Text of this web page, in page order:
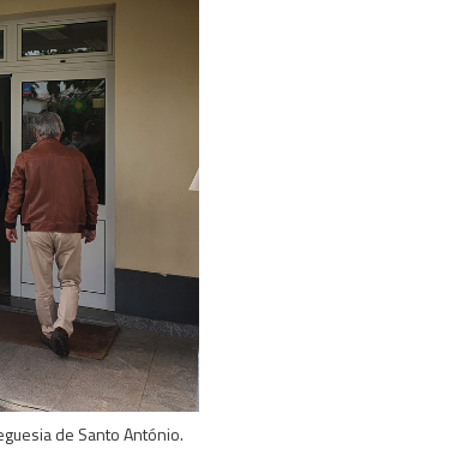
de Santo António.